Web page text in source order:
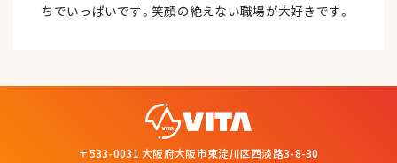
ちでいっぱいです。笑顔の絶えない職場が大好きです。
〒533-0031 大阪府大阪市東淀川区西淡路3-8-30